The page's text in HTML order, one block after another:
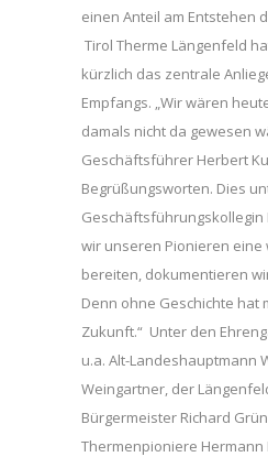
einen Anteil am Entstehen
Tirol Therme Längenfeld
kürzlich das zentrale
Empfangs. „Wir wären
damals nicht da gewesen
Geschäftsführer Herbert
Begrüßungsworten. Dies
Geschäftsführungskollegin
wir unseren Pionieren eine
bereiten, dokumentieren
Denn ohne Geschichte hat
Zukunft.“ Unter den
u.a. Alt-Landeshauptmann
Weingartner, der
Bürgermeister Richard
Thermenpioniere Hermann